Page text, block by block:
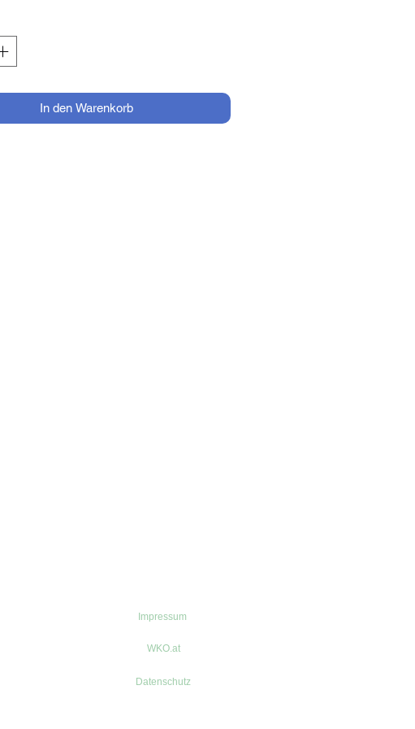
In den Warenkorb
Impressum
WKO.at
Datenschutz